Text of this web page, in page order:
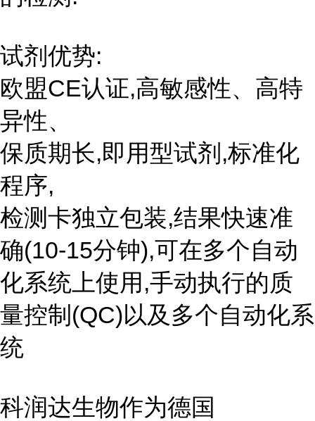
试剂优势:
欧盟CE认证,高敏感性、高特
异性、
保质期长,即用型试剂,标准化
程序,
检测卡独立包装,结果快速准
确(10-15分钟),可在多个自动
化系统上使用,手动执行的质
量控制(QC)以及多个自动化系
统
科润达生物作为德国